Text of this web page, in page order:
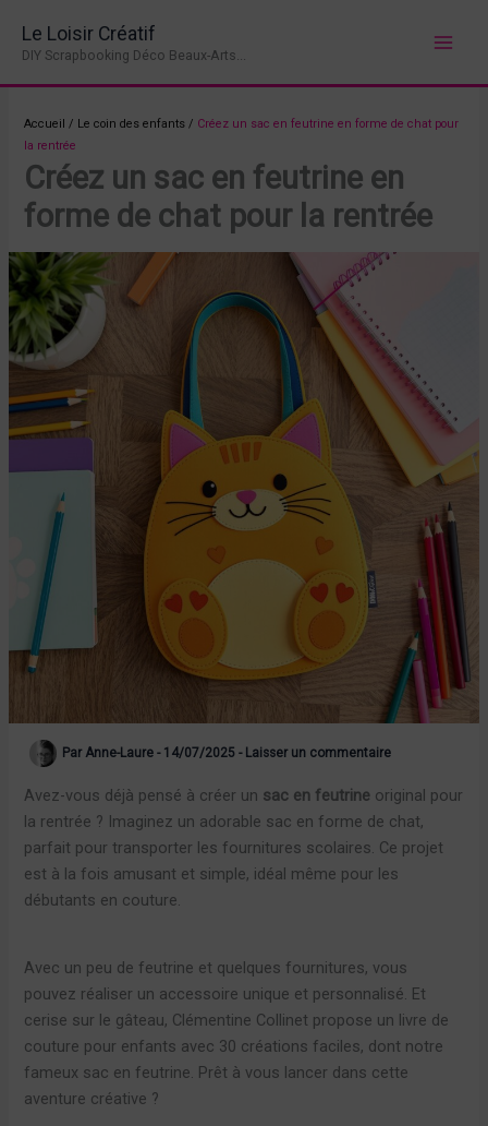
contenu
Le Loisir Créatif
DIY Scrapbooking Déco Beaux-Arts...
Accueil / Le coin des enfants / Créez un sac en feutrine en forme de chat pour
la rentrée
Créez un sac en feutrine en
forme de chat pour la rentrée
Par Anne-Laure- 14/07/2025- Laisser un commentaire
Avez-vous déjà pensé à créer un sac en feutrine original pour
la rentrée ? Imaginez un adorable sac en forme de chat,
parfait pour transporter les fournitures scolaires. Ce projet
est à la fois amusant et simple, idéal même pour les
débutants en couture.
Avec un peu de feutrine et quelques fournitures, vous
pouvez réaliser un accessoire unique et personnalisé. Et
cerise sur le gâteau, Clémentine Collinet propose un livre de
couture pour enfants avec 30 créations faciles, dont notre
fameux sac en feutrine. Prêt à vous lancer dans cette
aventure créative ?